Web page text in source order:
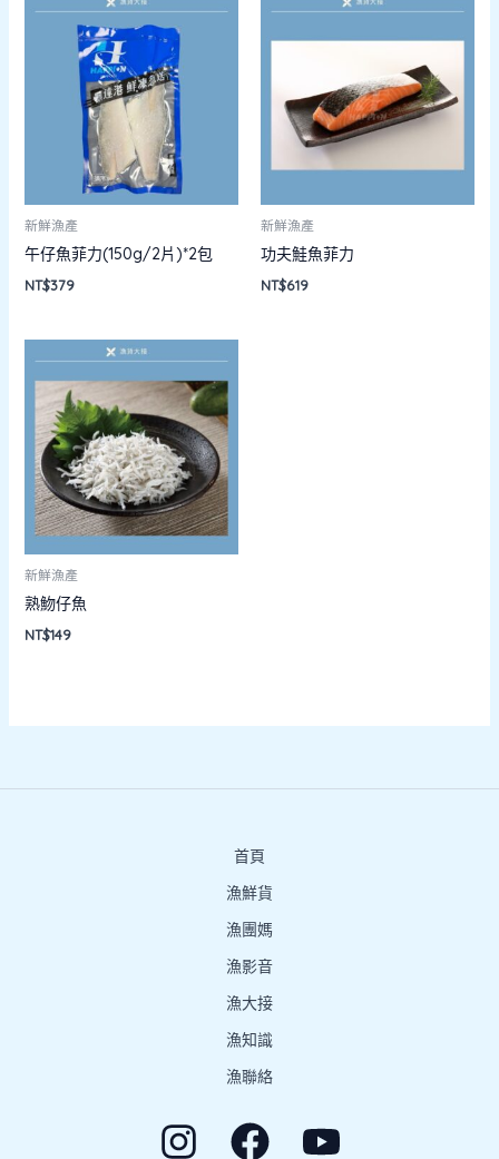
新鮮漁產
午仔魚菲力(150g/2片)*2包
NT$379
新鮮漁產
功夫鮭魚菲力
NT$619
新鮮漁產
熟魩仔魚
NT$149
首頁
漁鮮貨
漁團媽
漁影音
漁大接
漁知識
漁聯絡